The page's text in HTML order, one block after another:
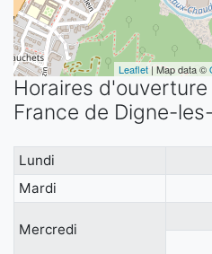
Leaflet| Map data ©
Horaires
France de Digne-
Lundi
Mardi
Mercredi